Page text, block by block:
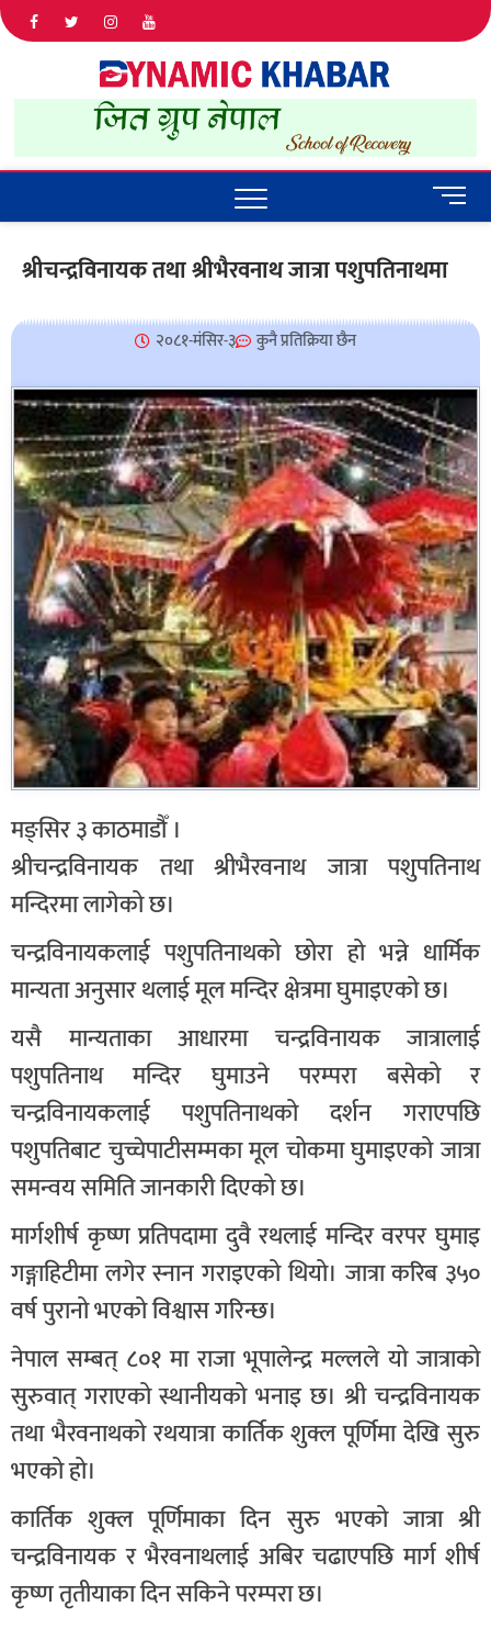
IN NEPAL
M
e
u
u
o
n
श्रीचन्द्रविनायक तथा श्रीभैरवनाथ जात्रा पशुपतिनाथमा
२०८१-मंसिर-३ कुनै प्रतिक्रिया छैन
मङ्सिर ३ काठमाडौँ ।
श्रीचन्द्रविनायक तथा श्रीभैरवनाथ जात्रा पशुपतिनाथ
मन्दिरमा लागेको छ।
चन्द्रविनायकलाई पशुपतिनाथको छोरा हो भन्ने धार्मिक
मान्यता अनुसार थलाई मूल मन्दिर क्षेत्रमा घुमाइएको छ।
यसै मान्यताका आधारमा चन्द्रविनायक जात्रालाई
पशुपतिनाथ मन्दिर घुमाउने परम्परा बसेको र
चन्द्रविनायकलाई पशुपतिनाथको दर्शन गराएपछि
पशुपतिबाट चुच्चेपाटीसम्मका मूल चोकमा घुमाइएको जात्रा
समन्वय समिति जानकारी दिएको छ।
मार्गशीर्ष कृष्ण प्रतिपदामा दुवै रथलाई मन्दिर वरपर घुमाइ
गङ्गाहिटीमा लगेर स्नान गराइएको थियो। जात्रा करिब ३५०
वर्ष पुरानो भएको विश्वास गरिन्छ।
नेपाल सम्बत् ८०१ मा राजा भूपालेन्द्र मल्लले यो जात्राको
सुरुवात् गराएको स्थानीयको भनाइ छ। श्री चन्द्रविनायक
तथा भैरवनाथको रथयात्रा कार्तिक शुक्ल पूर्णिमा देखि सुरु
भएको हो।
कार्तिक शुक्ल पूर्णिमाका दिन सुरु भएको जात्रा श्री
चन्द्रविनायक र भैरवनाथलाई अबिर चढाएपछि मार्ग शीर्ष
कृष्ण तृतीयाका दिन सकिने परम्परा छ।